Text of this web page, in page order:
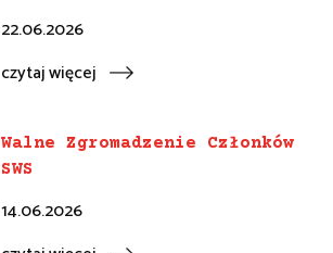
22.06.2026
czytaj więcej
Walne Zgromadzenie Członków
SWS
14.06.2026